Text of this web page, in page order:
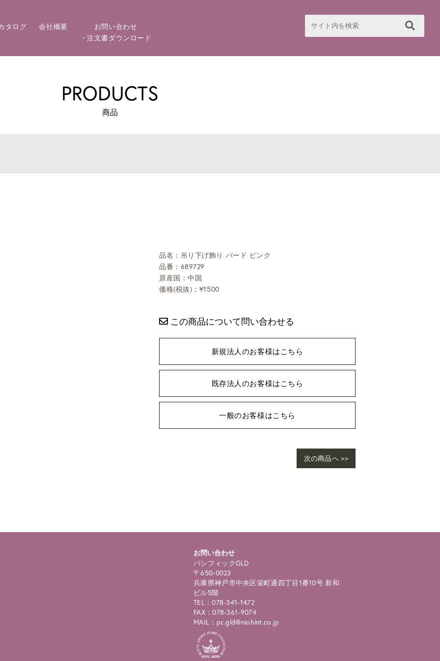
タログ 会社概要
お問い合わせ
・注文書ダウンロード
PRODUCTS
商品
品名：吊り下げ飾り バード ピンク
品番：689729
原産国：中国
価格(税抜)：¥1500
この商品について問い合わせる
新規法人のお客様はこちら
既存法人のお客様はこちら
一般のお客様はこちら
次の商品へ >>
お問い合わせ
パシフィックGLD
〒650-0023
兵庫県神戸市中央区栄町通四丁目1番10号 新和
ビル5階
TEL：078-341-1472
FAX：078-361-9074
MAIL：pc.gld@niohint.co.jp